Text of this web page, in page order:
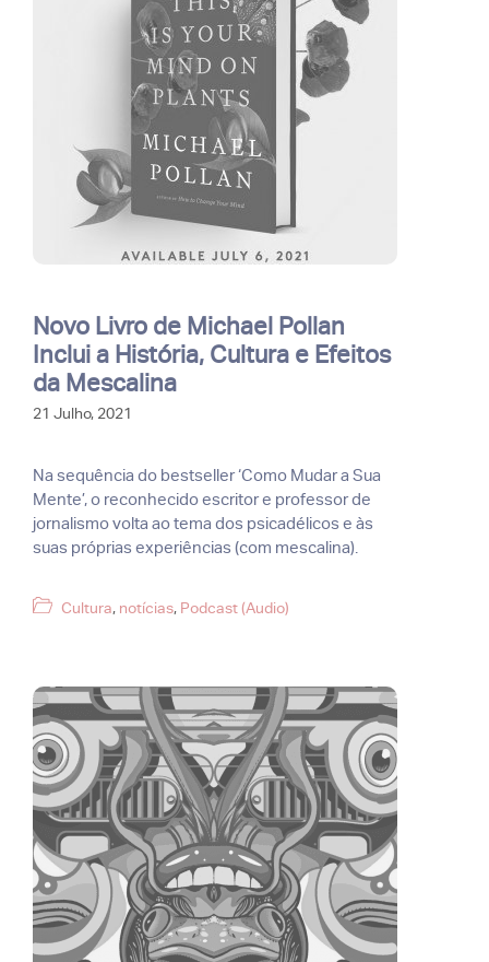
Novo Livro de Michael Pollan
Inclui a História, Cultura e Efeitos
da Mescalina
21 Julho, 2021
Na sequência do bestseller ‘Como Mudar a Sua
Mente’, o reconhecido escritor e professor de
jornalismo volta ao tema dos psicadélicos e às
suas próprias experiências (com mescalina).
Categorias
Cultura, notícias, Podcast (Audio)